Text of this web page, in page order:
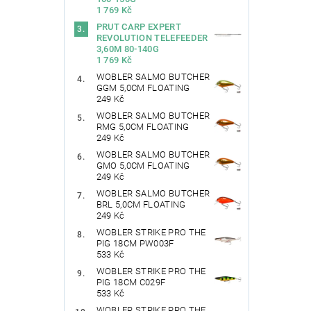
1 769 Kč
PRUT CARP EXPERT
REVOLUTION TELEFEEDER
3,60M 80-140G
1 769 Kč
WOBLER SALMO BUTCHER
GGM 5,0CM FLOATING
249 Kč
WOBLER SALMO BUTCHER
RMG 5,0CM FLOATING
249 Kč
WOBLER SALMO BUTCHER
GMO 5,0CM FLOATING
249 Kč
WOBLER SALMO BUTCHER
BRL 5,0CM FLOATING
249 Kč
WOBLER STRIKE PRO THE
PIG 18CM PW003F
533 Kč
WOBLER STRIKE PRO THE
PIG 18CM C029F
533 Kč